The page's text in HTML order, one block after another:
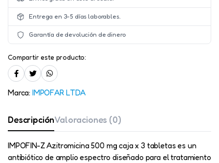
Entrega en 3-5 días laborables.
Garantía de devolución de dinero
Compartir este producto:
Marca: IMPOFAR LTDA
DescripciónValoraciones (0)
IMPOFIN-Z Azitromicina 500 mg caja x 3 tabletas es un
antibiótico de amplio espectro diseñado para el tratamiento